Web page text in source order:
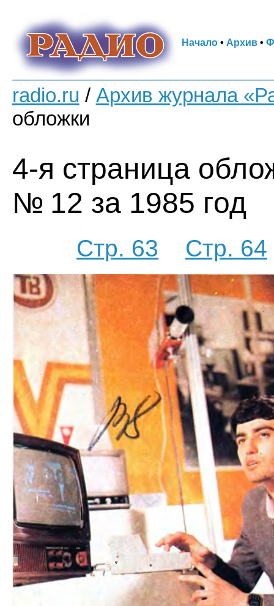
Начало• Архив•
radio.ru / Архив журнала
обложки
4-я страница
№ 12 за 1985 год
Стр. 63 Стр. 64